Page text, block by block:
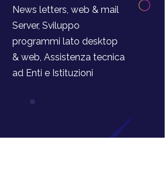
News letters, web & mail
Server, Sviluppo
programmi lato desktop
& web, Assistenza tecnica
ad Enti e Istituzioni